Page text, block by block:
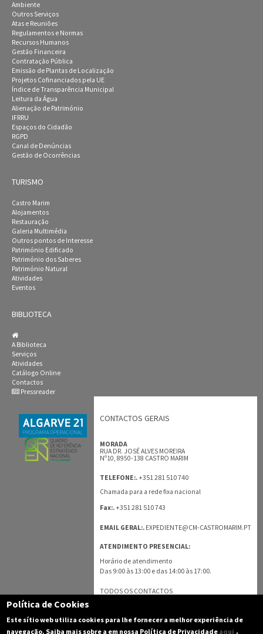
Ambiente
Outros Serviços
Atas e Reuniões
Regulamentos e Normas
Recursos Humanos
Gestão Financeira
Contratação Pública
Emissão de Plantas de Localização
Projetos Cofinanciados pela UE
Índice de Transparência Municipal
Leitura da Água
Alienação de Património
IFRRU
Espaços do Cidadão
RGPD
Canal de Denúncias
Gestão de Ocorrências
TURISMO
Castro Marim
Alojamentos
Restauração
Galeria Multimédia
Outros pontos de Interesse
Património Edificado
Património dos Saberes
Património Natural
Atividades
Eventos
BIBLIOTECA
A Biblioteca
Serviços
Atividades
Catálogo Online
Contactos
Pressreader
CONTACTOS GERAIS
MORADA
RUA DR. JOSÉ ALVES MOREIRA
Nº10, 8950-138 CASTRO MARIM
TELEFONE:.+351 281 510 740
Chamada para a rede fixa nacional
Fax:.+351 281 510 743
EMAIL GERAL:. EXPEDIENTE@CM-CASTROMARIM.PT
ATENDIMENTO PRESENCIAL:
Horário de atendimento
Das 9:00 às 13:00 e das 14:00 às 17:00.
TODOS OS CONTACTOS
Política de Cookies
Este sítio web utiliza cookies para lhe fornecer a melhor experiência de
navegação. Saiba mais sobre a em nossa Política de Privacidade aqui .